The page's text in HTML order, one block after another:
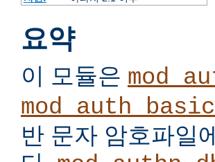
요약
이 모듈은
mod_auth_basic
반 문자 암호파일